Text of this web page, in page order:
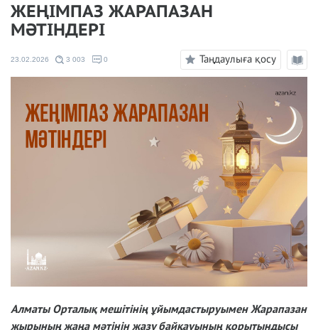
ЖЕҢІМПАЗ ЖАРАПАЗАН
МӘТІНДЕРІ
23.02.2026 3 003 0
Таңдаулыға қосу
Оқу
Алматы Орталық мешітінің ұйымдастыруымен Жарапазан
жырының жаңа мәтінін жазу байқауының қорытындысы